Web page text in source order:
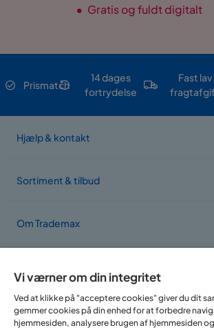
• Gratis og fuldt digitalt
Prismatch
14 dages
fortrydelse
Fast lav
Hjælp & kontakt
Sortiment & tilbud
Om Trademax
Vi findes i flere
Vi værner om din integritet
Ved at klikke på "acceptere cookies" giver du dit
gemmer cookies på din enhed for at forbedre
hjemmesiden, analysere brugen af hjemmesiden